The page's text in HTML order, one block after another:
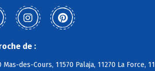
de :
des-Cours, 11570 Palaja, 11270 La Force,